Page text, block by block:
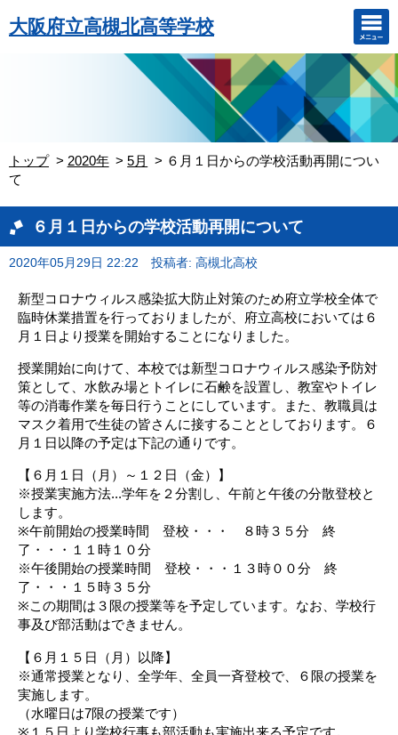
大阪府立高槻北高等学校
トップ 2020年 5月
６月１日からの学校活動再開につい
て
６月１日からの学校活動再開について
2020年05月29日 22:22 投稿者: 高槻北高校
新型コロナウィルス感染拡大防止対策のため府立学校全体で
臨時休業措置を行っておりましたが、府立高校においては６
月１日より授業を開始することになりました。
授業開始に向けて、本校では新型コロナウィルス感染予防対
策として、水飲み場とトイレに石鹸を設置し、教室やトイレ
等の消毒作業を毎日行うことにしています。また、教職員は
マスク着用で生徒の皆さんに接することとしております。６
月１日以降の予定は下記の通りです。
【６月１日（月）～１２日（金）】
※授業実施方法...学年を２分割し、午前と午後の分散登校と
します。
※午前開始の授業時間 登校・・・ ８時３５分 終
了・・・１１時１０分
※午後開始の授業時間 登校・・・１３時００分 終
了・・・１５時３５分
※この期間は３限の授業等を予定しています。なお、学校行
事及び部活動はできません。
【６月１５日（月）以降】
※通常授業となり、全学年、全員一斉登校で、６限の授業を
実施します。
（水曜日は7限の授業です）
※１５日より学校行事も部活動も実施出来る予定です。